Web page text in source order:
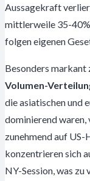
Aussagekraft
mittlerweile 35-
folgen eigenen
Besonders markant
Volumen-
die asiatischen und
dominierend
zunehmend auf
konzentrieren sich
NY-Session, was